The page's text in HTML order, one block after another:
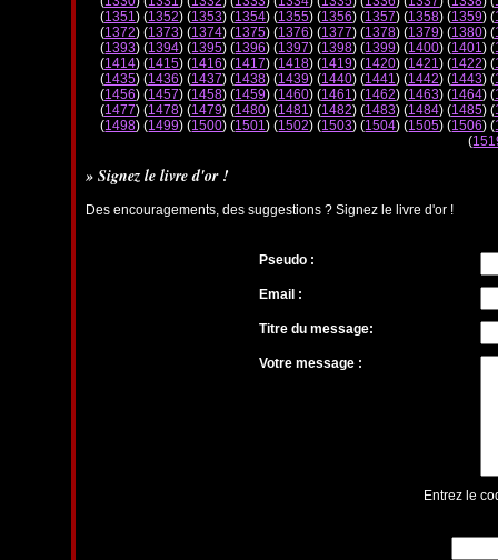
(1351) (1352) (1353) (1354) (1355) (1356) (1357) (1358) (1359) (
(1372) (1373) (1374) (1375) (1376) (1377) (1378) (1379) (1380) (
(1393) (1394) (1395) (1396) (1397) (1398) (1399) (1400) (1401) (
(1414) (1415) (1416) (1417) (1418) (1419) (1420) (1421) (1422) (
(1435) (1436) (1437) (1438) (1439) (1440) (1441) (1442) (1443) (
(1456) (1457) (1458) (1459) (1460) (1461) (1462) (1463) (1464) (
(1477) (1478) (1479) (1480) (1481) (1482) (1483) (1484) (1485) (
(1498) (1499) (1500) (1501) (1502) (1503) (1504) (1505) (1506) (
(
» Signez le livre d'or !
Des encouragements, des suggestions ? Signez le livre d'or !
Pseudo :
Email :
Titre du message:
Votre message :
Entrez le